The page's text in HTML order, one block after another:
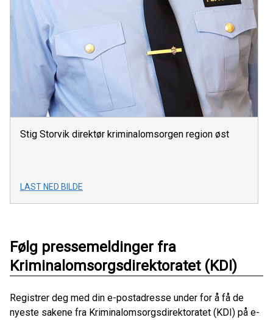
Stig Storvik direktør kriminalomsorgen region øst
LAST NED BILDE
Følg pressemeldinger fra
Kriminalomsorgsdirektoratet (KDI)
Registrer deg med din e-postadresse under for å få de
nyeste sakene fra Kriminalomsorgsdirektoratet (KDI) på e-